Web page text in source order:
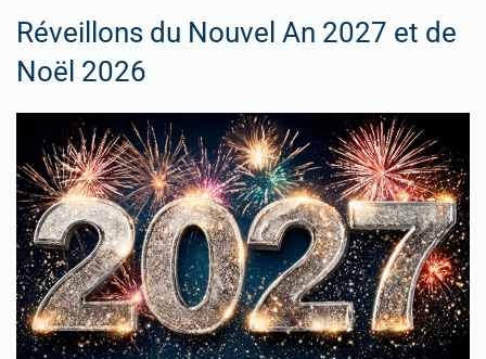
Réveillons du Nouvel An 2027 et de
Noël 2026